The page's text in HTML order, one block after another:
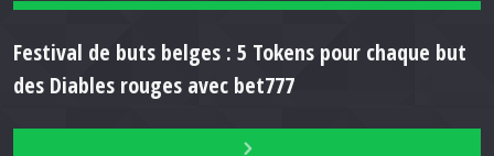
Festival de buts belges : 5 Tokens pour chaque but
des Diables rouges avec bet777